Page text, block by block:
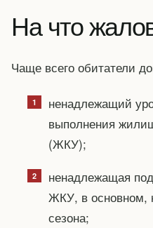
На что
Чаще всего обитатели
ненадлежащий
выполнения
(ЖКУ);
ненадлежащая
ЖКУ, в основном,
сезона;